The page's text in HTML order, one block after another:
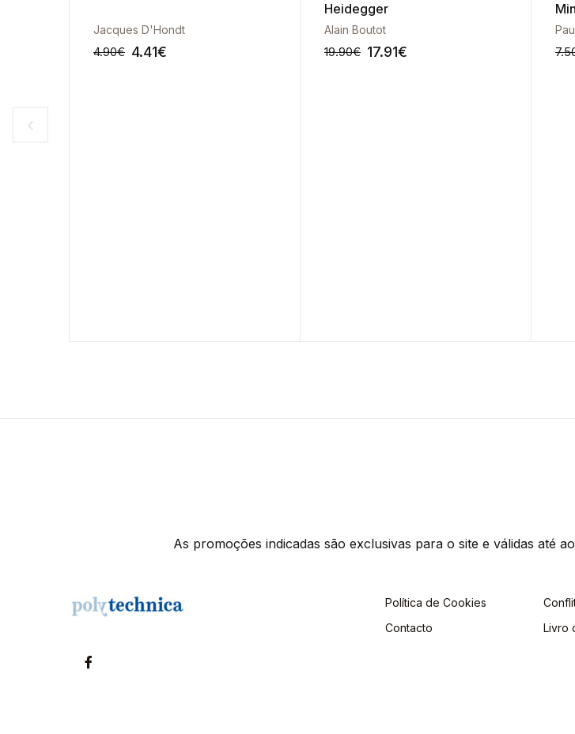
Jacques D'Hondt
4.90€ 4.41€
Heidegger
Alain Boutot
19.90€ 17.91€
As promoções indicadas são exclusivas para o site e válidas até
Política de Cookies
Contacto
Livro